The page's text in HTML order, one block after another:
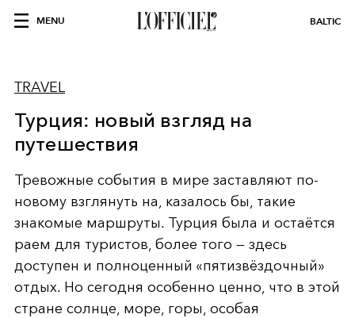
MENU BALTIC
TRAVEL
Турция: новый взгляд на
путешествия
Тревожные события в мире заставляют по-
новому взглянуть на, казалось бы, такие
знакомые маршруты. Турция была и остаётся
раем для туристов, более того — здесь
доступен и полноценный «пятизвёздочный»
отдых. Но сегодня особенно ценно, что в этой
стране солнце, море, горы, особая